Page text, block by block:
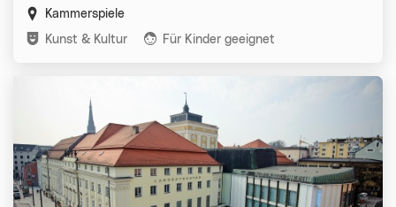
Kammerspiele
Kategorien:
Kunst & Kultur Für Kinder geeignet